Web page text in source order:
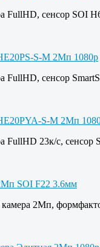
FullHD, сенсор SOI
FullHD, сенсор
FullHD 23к/c,
2Мп,